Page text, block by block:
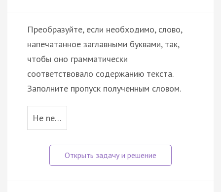
Преобразуйте, если необходимо, слово,
напечатанное заглавными буквами, так,
чтобы оно грамматически
соответствовало содержанию текста.
Заполните пропуск полученным словом.
He ne…